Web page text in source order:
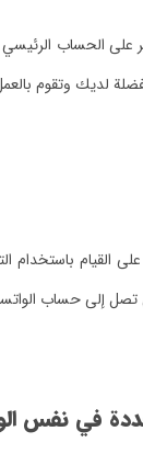
الحساب
لديك وتقوم
القيام
إلى حساب
في نفس